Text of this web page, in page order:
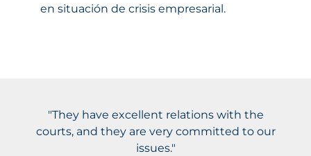
en situación de crisis empresarial.
"They have excellent relations with the
courts, and they are very committed to our
issues."